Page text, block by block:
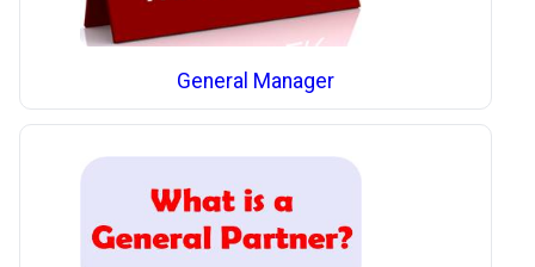
General Manager